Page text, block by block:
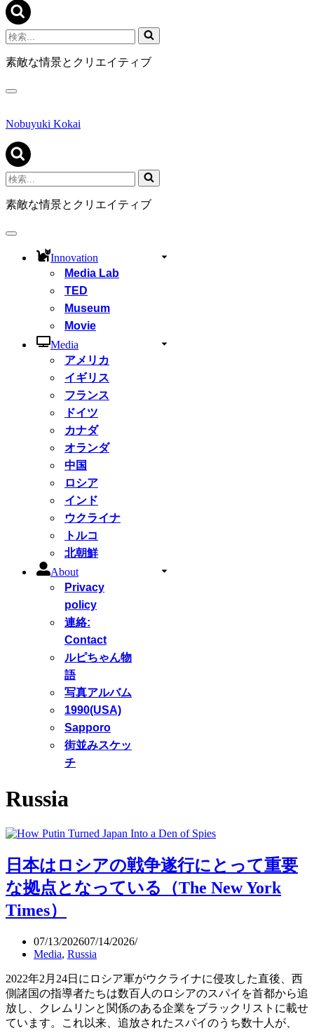
検
索...
素敵な情景とクリエイティブ
ナ
ゲ
シ
ョ
ン
メ
ニ
ュ
Nobuyuki Kokai
検
索...
素敵な情景とクリエイティブ
ナ
Innovation
Media Lab
TED
Museum
Movie
Media
アメリカ
イギリス
フランス
ドイツ
カナダ
オランダ
中国
ロシア
インド
ウクライナ
トルコ
北朝鮮
About
Privacy
policy
連絡:
Contact
ルピちゃん物
語
写真アルバム
1990(USA)
Sapporo
街並みスケッ
チ
Russia
日本はロシアの戦争遂行にとって重要
な拠点となっている（The New York
Times）
07/13/202607/14/2026
Media, Russia
2022年2月24日にロシア軍がウクライナに侵攻した直後、西
側諸国の指導者たちは数百人のロシアのスパイを首都から追
放し、クレムリンと関係のある企業をブラックリストに載せ
ています。これ以来、追放されたスパイのうち数十人が、